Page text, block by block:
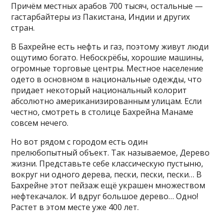
Причём местных арабов 700 тысяч, остальные —
гастарбайтеры из Пакистана, Индии и других
стран.
В Бахрейне есть нефть и газ, поэтому живут люди
ощутимо богато. Небоскрёбы, хорошие машины,
огромные торговые центры. Местное население
одето в основном в национальные одежды, что
придает некоторый национальный колорит
абсолютно американизированным улицам. Если
честно, смотреть в столице Бахрейна Манаме
совсем нечего.
Но вот рядом с городом есть один
прелюбопытный объект. Так называемое, Дерево
жизни. Представьте себе классическую пустыню,
вокруг ни одного дерева, пески, пески, пески… В
Бахрейне этот пейзаж ещё украшен множеством
нефтекачалок. И вдруг большое дерево… Одно!
Растет в этом месте уже 400 лет.